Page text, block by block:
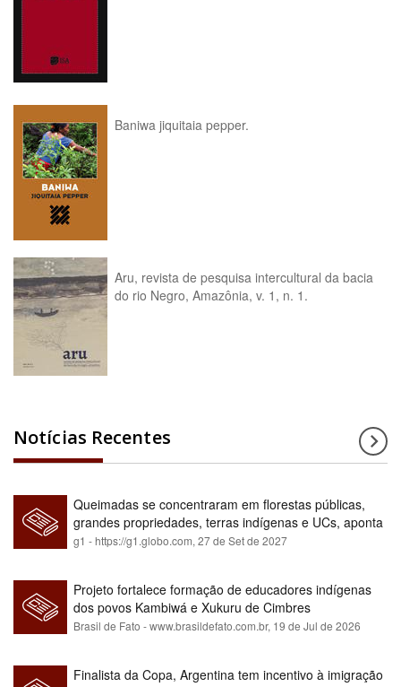
Baniwa jiquitaia pepper.
Aru, revista de pesquisa intercultural da bacia
do rio Negro, Amazônia, v. 1, n. 1.
Notícias Recentes
Queimadas se concentraram em florestas públicas,
grandes propriedades, terras indígenas e UCs, aponta
relatório
g1 - https://g1.globo.com, 27 de Set de 2027
Projeto fortalece formação de educadores indígenas
dos povos Kambiwá e Xukuru de Cimbres
Brasil de Fato - www.brasildefato.com.br, 19 de Jul de 2026
Finalista da Copa, Argentina tem incentivo à imigração